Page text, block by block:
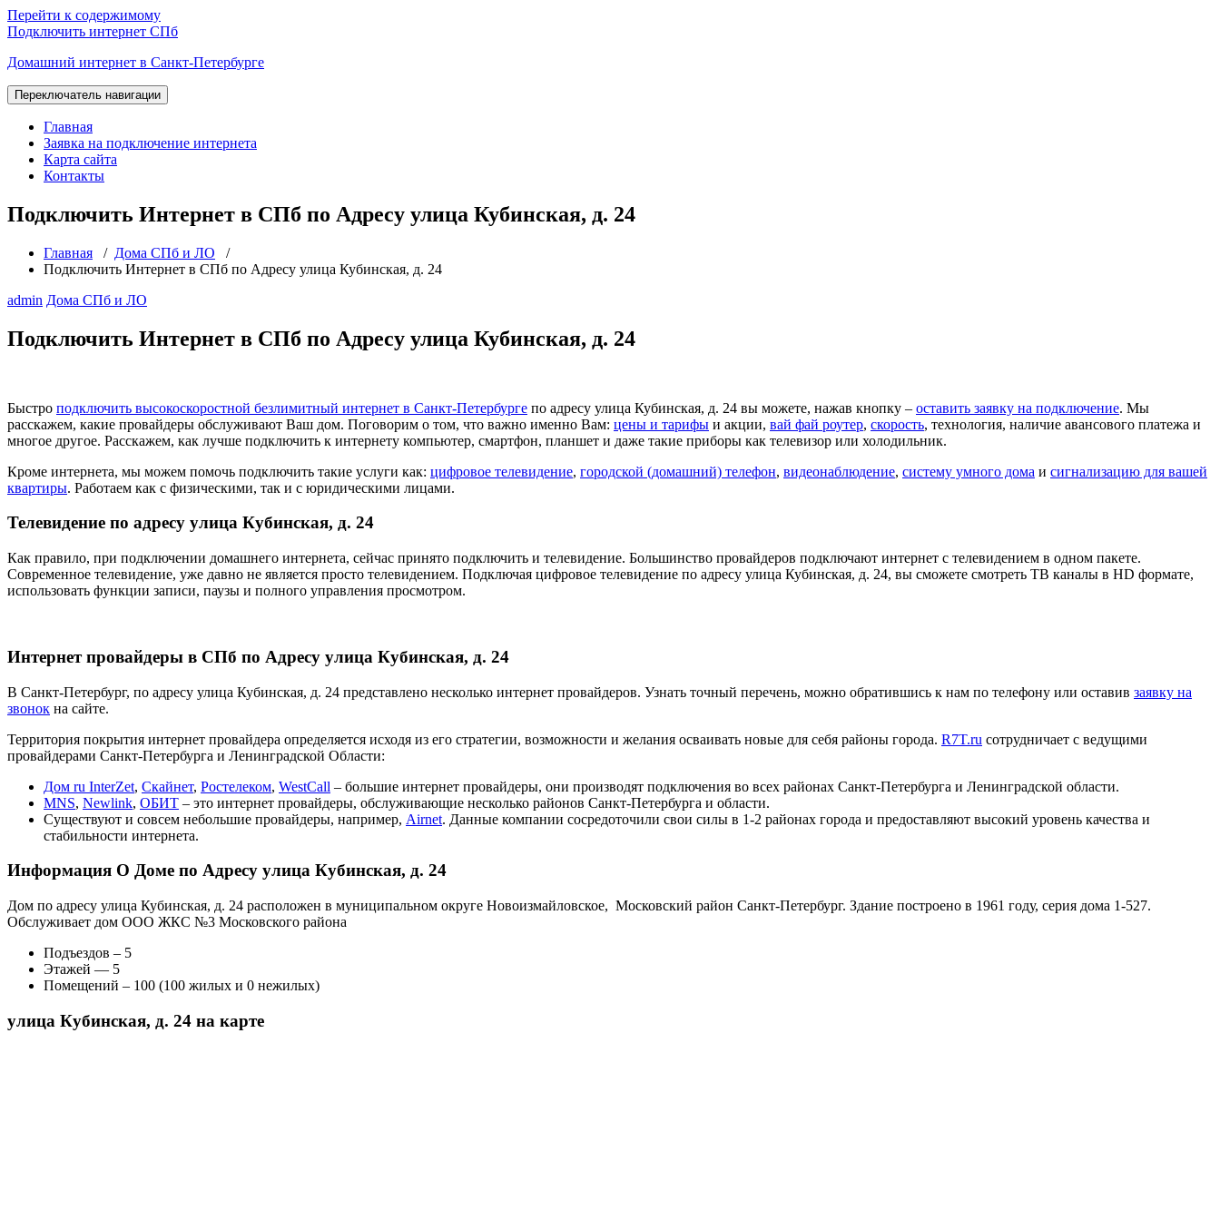
Перейти к содержимому
Подключить интернет СПб
Домашний интернет в Санкт-Петербурге
Переключатель навигации
Главная
Заявка на подключение интернета
Карта сайта
Контакты
Подключить Интернет в СПб по Адресу улица Кубинская, д. 24
Главная / Дома СПб и ЛО /
Подключить Интернет в СПб по Адресу улица Кубинская, д. 24
admin Дома СПб и ЛО
Подключить Интернет в СПб по Адресу улица Кубинская, д. 24
Быстро подключить высокоскоростной безлимитный интернет в Санкт-Петербурге по адресу улица Кубинская, д. 24 вы можете, нажав кнопку – оставить заявку на подключение. Мы
расскажем, какие провайдеры обслуживают Ваш дом. Поговорим о том, что важно именно Вам: цены и тарифы и акции, вай фай роутер, скорость, технология, наличие авансового платежа и
многое другое. Расскажем, как лучше подключить к интернету компьютер, смартфон, планшет и даже такие приборы как телевизор или холодильник.
Кроме интернета, мы можем помочь подключить такие услуги как: цифровое телевидение, городской (домашний) телефон, видеонаблюдение, систему умного дома и сигнализацию для вашей
квартиры. Работаем как с физическими, так и с юридическими лицами.
Телевидение по адресу улица Кубинская, д. 24
Как правило, при подключении домашнего интернета, сейчас принято подключить и телевидение. Большинство провайдеров подключают интернет с телевидением в одном пакете.
Современное телевидение, уже давно не является просто телевидением. Подключая цифровое телевидение по адресу улица Кубинская, д. 24, вы сможете смотреть ТВ каналы в HD формате,
использовать функции записи, паузы и полного управления просмотром.
Интернет провайдеры в СПб по Адресу улица Кубинская, д. 24
В Санкт-Петербург, по адресу улица Кубинская, д. 24 представлено несколько интернет провайдеров. Узнать точный перечень, можно обратившись к нам по телефону или оставив заявку на
звонок на сайте.
Территория покрытия интернет провайдера определяется исходя из его стратегии, возможности и желания осваивать новые для себя районы города. R7T.ru сотрудничает с ведущими
провайдерами Санкт-Петербурга и Ленинградской Области:
Дом ru InterZet, Скайнет, Ростелеком, WestCall – большие интернет провайдеры, они производят подключения во всех районах Санкт-Петербурга и Ленинградской области.
MNS, Newlink, ОБИТ – это интернет провайдеры, обслуживающие несколько районов Санкт-Петербурга и области.
Существуют и совсем небольшие провайдеры, например, Airnet. Данные компании сосредоточили свои силы в 1-2 районах города и предоставляют высокий уровень качества и
стабильности интернета.
Информация О Доме по Адресу улица Кубинская, д. 24
Дом по адресу улица Кубинская, д. 24 расположен в муниципальном округе Новоизмайловское, Московский район Санкт-Петербург. Здание построено в 1961 году, серия дома 1-527.
Обслуживает дом ООО ЖКС №3 Московского района
Подъездов – 5
Этажей — 5
Помещений – 100 (100 жилых и 0 нежилых)
улица Кубинская, д. 24 на карте